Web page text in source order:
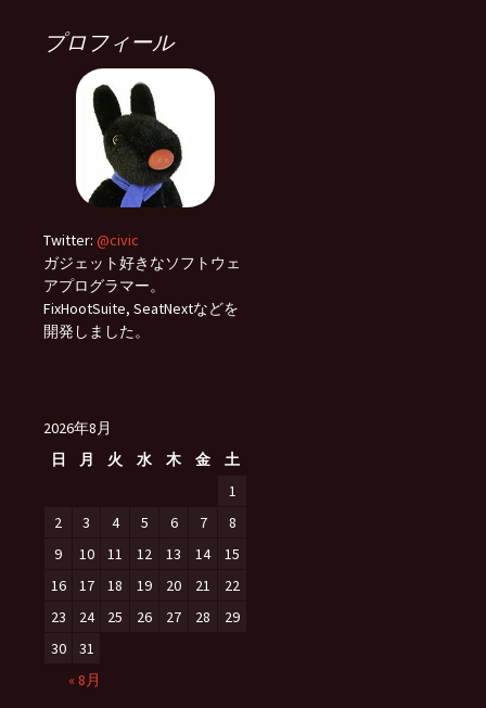
プロフィール
Twitter: @civic
ガジェット好きなソフトウェ
アプログラマー。
FixHootSuite, SeatNextなどを
開発しました。
2026年8月
日
月 火 水 木 金
土
1
2
3 4 5 6 7
8
9
10 11 12 13 14
15
16
17 18 19 20 21
22
23
24 25 26 27 28
29
30
31
« 8月